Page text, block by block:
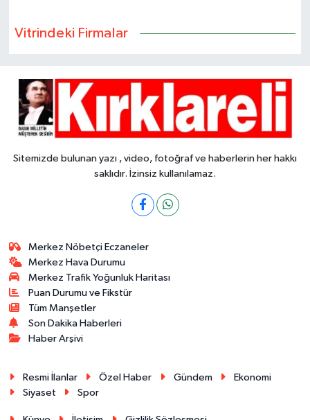
Vitrindeki Firmalar
Sitemizde bulunan yazı , video, fotoğraf ve haberlerin her hakkı
saklıdır. İzinsiz kullanılamaz.
Merkez Nöbetçi Eczaneler
Merkez Hava Durumu
Merkez Trafik Yoğunluk Haritası
Puan Durumu ve Fikstür
Tüm Manşetler
Son Dakika Haberleri
Haber Arşivi
Resmi İlanlar Özel Haber Gündem
Ekonomi
Siyaset
Spor